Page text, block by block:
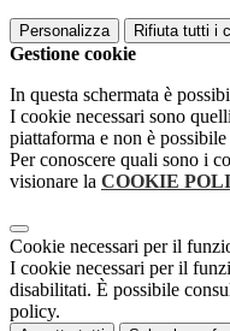
Personalizza Rifiuta tutti i
Gestione cookie
In questa schermata è
I cookie necessari sono
piattaforma e non è
Per conoscere quali sono i
visionare la COOKIE
Cookie necessari per il
I cookie necessari per il
disabilitati. È possibile
policy.